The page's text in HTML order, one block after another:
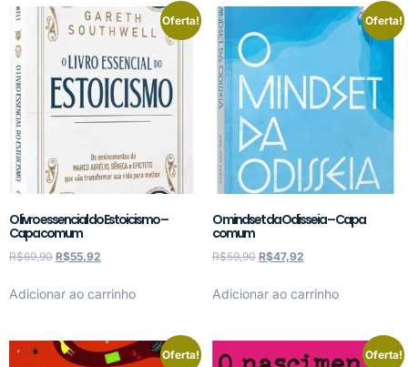
Oferta!
O livro essencial do Estoicismo –
Capa comum
R$69,90 R$55,92
Adicionar ao carrinho
Oferta!
O mindset da Odisseia – Capa
comum
R$59,90 R$47,92
Adicionar ao carrinho
Oferta! Oferta!